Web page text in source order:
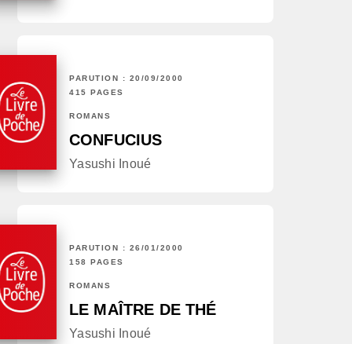
PARUTION : 20/09/2000
415 PAGES
ROMANS
CONFUCIUS
Yasushi Inoué
PARUTION : 26/01/2000
158 PAGES
ROMANS
LE MAÎTRE DE THÉ
Yasushi Inoué